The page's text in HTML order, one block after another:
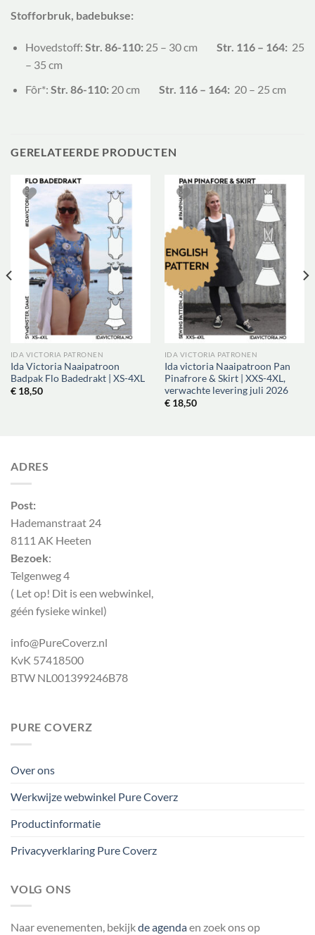
Stofforbruk, badebukse:
Hovedstoff: Str. 86-110: 25 – 30 cm Str. 116 – 164: 25
– 35 cm
Fôr*: Str. 86-110: 20 cm Str. 116 – 164: 20 – 25 cm
GERELATEERDE PRODUCTEN
IDA VICTORIA PATRONEN
Ida Victoria Naaipatroon
Badpak Flo Badedrakt | XS-4XL
€18,50
IDA VICTORIA PATRONEN
Ida victoria Naaipatroon Pan
Pinafrore & Skirt | XXS-4XL,
verwachte levering juli 2026
€18,50
ADRES
Post:
Hademanstraat 24
8111 AK Heeten
Bezoek:
Telgenweg 4
( Let op! Dit is een webwinkel,
géén fysieke winkel)
info@PureCoverz.nl
KvK 57418500
BTW NL001399246B78
PURE COVERZ
Over ons
Werkwijze webwinkel Pure Coverz
Productinformatie
Privacyverklaring Pure Coverz
VOLG ONS
Naar evenementen, bekijkde agendaen zoek ons op